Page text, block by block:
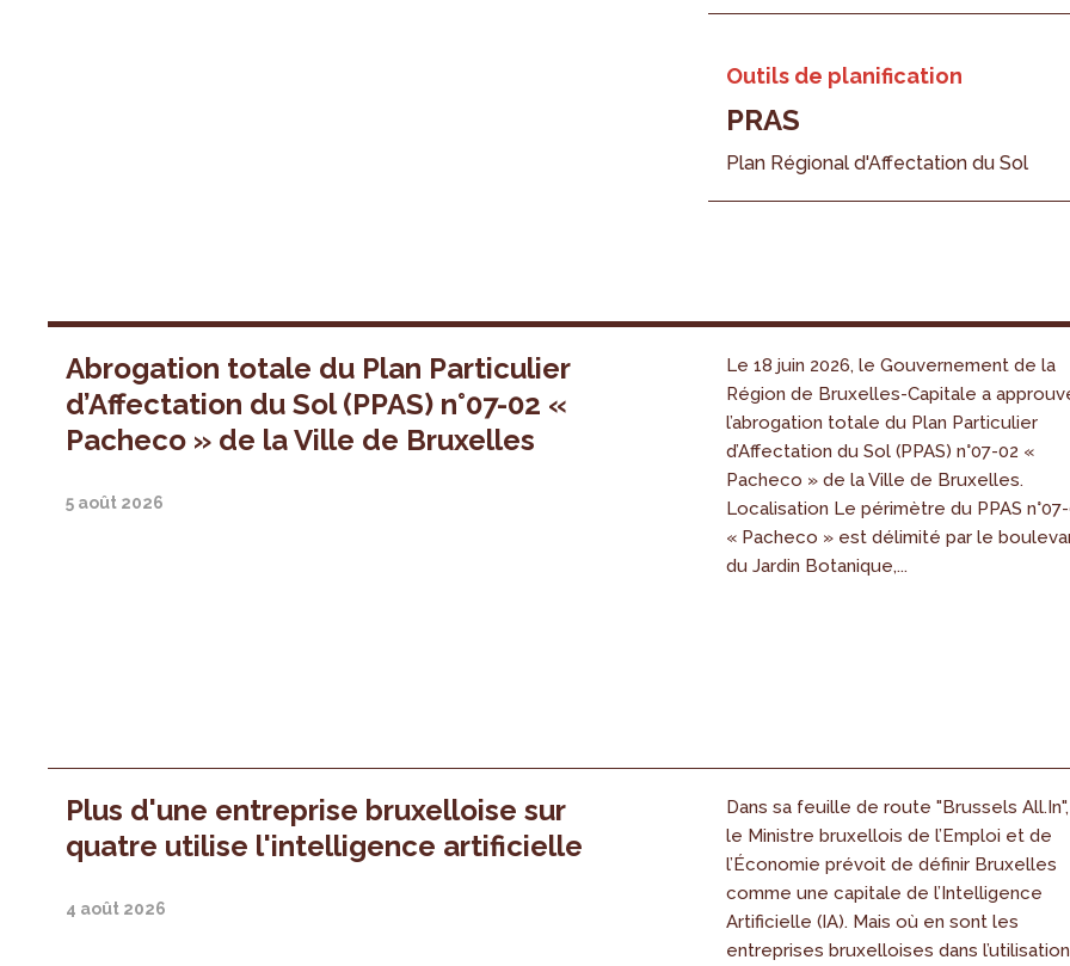
Outils de planification
PRAS
Plan Régional d'Affectation du Sol
Abrogation totale du Plan Particulier
d’Affectation du Sol (PPAS) n°07-02 «
Pacheco » de la Ville de Bruxelles
5 août 2026
Le 18 juin 2026, le Gouvernement de la
Région de Bruxelles-Capitale a
l’abrogation totale du Plan Particulier
d’Affectation du Sol (PPAS) n°07-02 «
Pacheco » de la Ville de Bruxelles.
Localisation Le périmètre du PPAS
« Pacheco » est délimité par le
du Jardin Botanique,...
Plus d'une entreprise bruxelloise sur
quatre utilise l'intelligence artificielle
4 août 2026
Dans sa feuille de route "Brussels All.In",
le Ministre bruxellois de l’Emploi et de
l’Économie prévoit de définir Bruxelles
comme une capitale de l’Intelligence
Artificielle (IA). Mais où en sont les
entreprises bruxelloises dans l’utilisation